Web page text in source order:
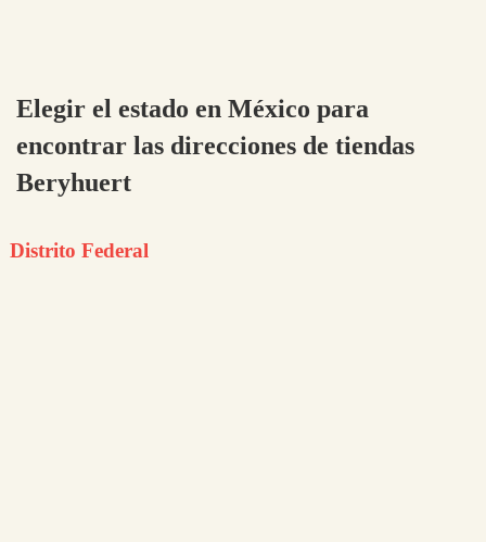
Elegir el estado en México para
encontrar las direcciones de tiendas
Beryhuert
Distrito Federal